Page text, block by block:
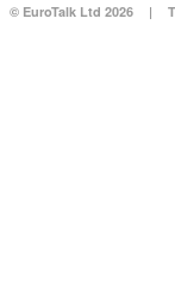
© EuroTalk Ltd 2026 |